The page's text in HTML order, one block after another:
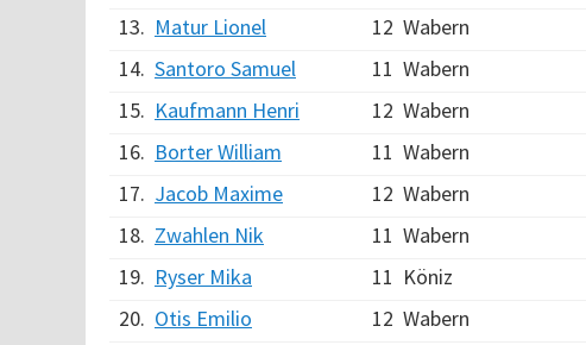
13. Matur Lionel 12 Wabern
14. Santoro Samuel 11 Wabern
15. Kaufmann Henri 12 Wabern
16. Borter William 11 Wabern
17. Jacob Maxime 12 Wabern
18. Zwahlen Nik 11 Wabern
19. Ryser Mika 11 Köniz
20. Otis Emilio 12 Wabern